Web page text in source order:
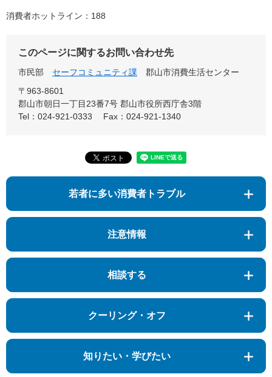
消費者ホットライン：188
このページに関するお問い合わせ先
市民部 セーフコミュニティ課
郡山市消費生活センター
〒963-8601
郡山市朝日一丁目23番7号 郡山市役所西庁舎3階
Tel：024-921-0333
Fax：024-921-1340
若者に多い消費者トラブル
注意情報
相談する
クーリング・オフ
知りたい・学びたい